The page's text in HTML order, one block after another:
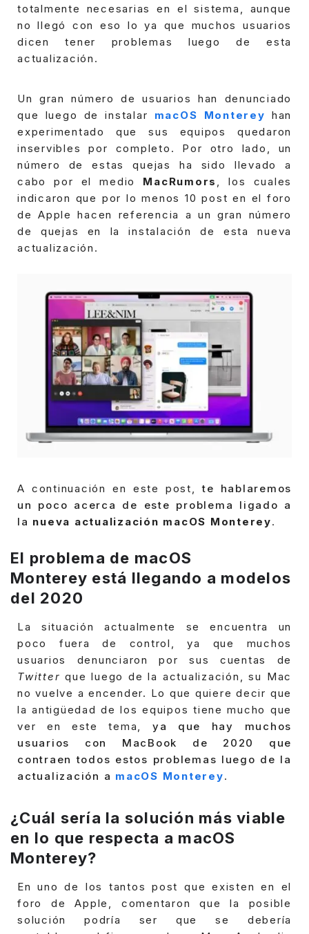
totalmente necesarias en el sistema, aunque
no llegó con eso lo ya que muchos usuarios
dicen tener problemas luego de esta
actualización.
Un gran número de usuarios han denunciado
que luego de instalar macOS Monterey han
experimentado que sus equipos quedaron
inservibles por completo. Por otro lado, un
número de estas quejas ha sido llevado a
cabo por el medio MacRumors , los cuales
indicaron que por lo menos 10 post en el foro
de Apple hacen referencia a un gran número
de quejas en la instalación de esta nueva
actualización.
A continuación en este post,te hablaremos
un poco acerca de este problema ligado a
la nueva actualización macOS Monterey.
El problema de macOS
Monterey está llegando a modelos
del 2020
La situación actualmente se encuentra un
poco fuera de control, ya que muchos
usuarios denunciaron por sus cuentas de
Twitter que luego de la actualización, su Mac
no vuelve a encender. Lo que quiere decir que
la antigüedad de los equipos tiene mucho que
ver en este tema, ya que hay muchos
usuarios con MacBook de 2020 que
contraen todos estos problemas luego de la
actualización a macOS Monterey.
¿Cuál sería la solución más viable
en lo que respecta a macOS
Monterey?
En uno de los tantos post que existen en el
foro de Apple, comentaron que la posible
solución podría ser que se debería